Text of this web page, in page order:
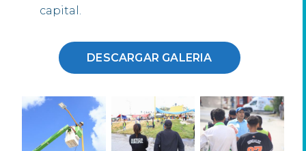
capital.
DESCARGAR GALERIA